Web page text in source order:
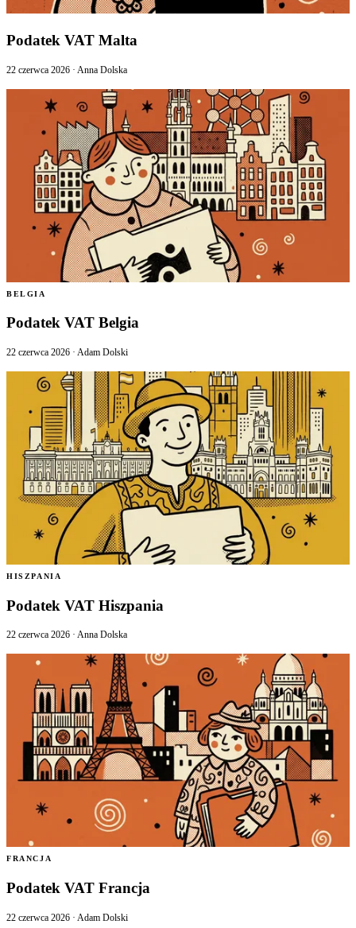
Podatek VAT Malta
22 czerwca 2026 · Anna Dolska
BELGIA
Podatek VAT Belgia
22 czerwca 2026 · Adam Dolski
HISZPANIA
Podatek VAT Hiszpania
22 czerwca 2026 · Anna Dolska
FRANCJA
Podatek VAT Francja
22 czerwca 2026 · Adam Dolski